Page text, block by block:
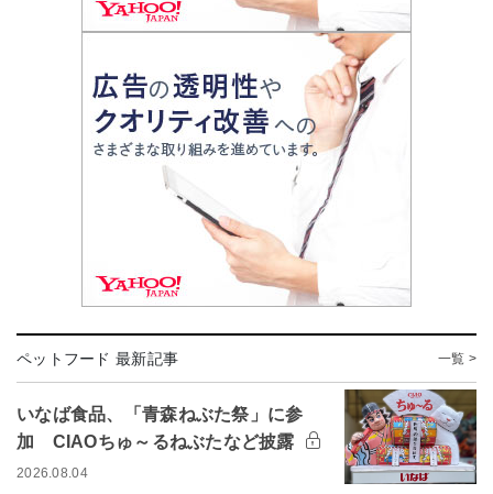
ペットフード 最新記事 一覧 >
いなば食品、「青森ねぶた祭」に参
加 CIAOちゅ～るねぶたなど披露
2026.08.04